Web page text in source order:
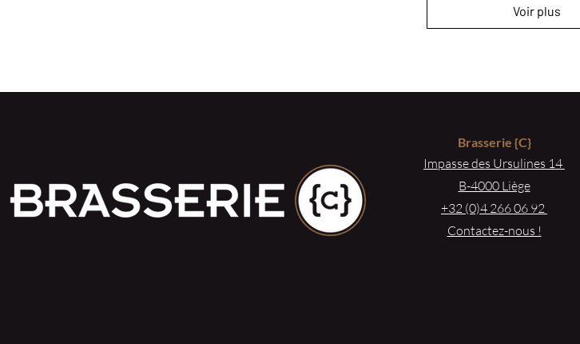
Voir plus
Brasserie{C}
Impasse des Ursulines 14
B-4000 Liège
+32 (0)4 266 06 92
Contactez-nous !